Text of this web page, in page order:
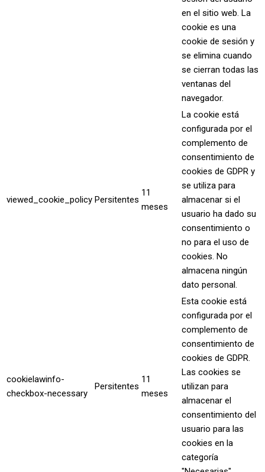
en el sitio web. La
cookie es una
cookie de sesión y
se elimina cuando
se cierran todas las
ventanas del
navegador.
viewed_cookie_policy Persitentes
11
meses
La cookie está
configurada por el
complemento de
consentimiento de
cookies de GDPR y
se utiliza para
almacenar si el
usuario ha dado su
consentimiento o
no para el uso de
cookies. No
almacena ningún
dato personal.
cookielawinfo-
checkbox-necessary
Persitentes
11
meses
Esta cookie está
configurada por el
complemento de
consentimiento de
cookies de GDPR.
Las cookies se
utilizan para
almacenar el
consentimiento del
usuario para las
cookies en la
categoría